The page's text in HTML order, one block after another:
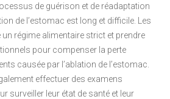
de guérison et de réadaptation
de l’estomac est long et difficile. Les
régime alimentaire strict et prendre
pour compenser la perte
causée par l’ablation de l’estomac.
effectuer des examens
surveiller leur état de santé et leur